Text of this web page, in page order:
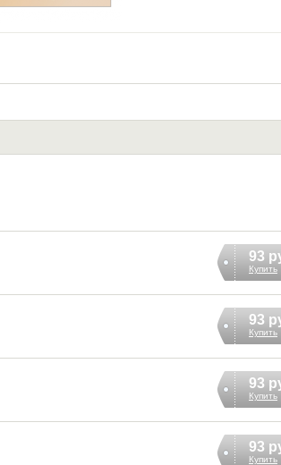
93
Купить
93
Купить
93
Купить
93
Купить